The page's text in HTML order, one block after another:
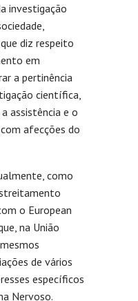
investigação
diz respeito
em
a pertinência
científica,
assistência e o
afecções do
como
o European
na União
de vários
específicos
Nervoso.